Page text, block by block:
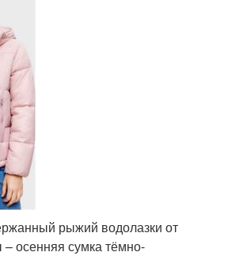
рыжий водолазки от
– осенняя сумка тёмно-